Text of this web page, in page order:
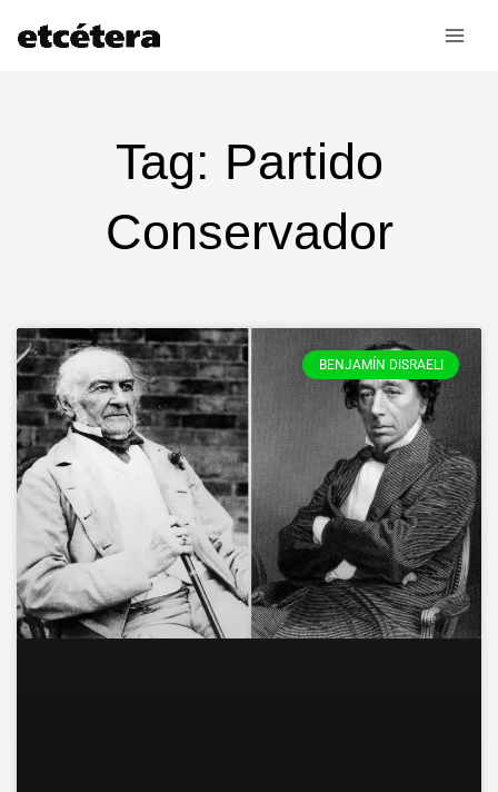
Tag: Partido
Conservador
BENJAMÍN DISRAELI